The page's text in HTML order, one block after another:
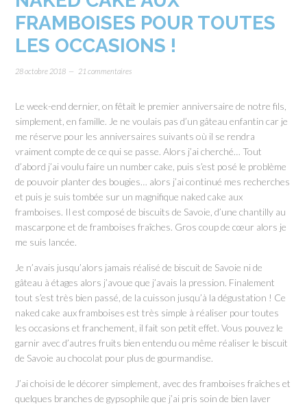
FRAMBOISES POUR TOUTES
LES OCCASIONS !
28 octobre 2018 21 commentaires
Le week-end dernier, on fêtait le premier anniversaire de notre fils,
simplement, en famille. Je ne voulais pas d’un gâteau enfantin car je
me réserve pour les anniversaires suivants où il se rendra
vraiment compte de ce qui se passe. Alors j’ai cherché… Tout
d’abord j’ai voulu faire un number cake, puis s’est posé le problème
de pouvoir planter des bougies… alors j’ai continué mes recherches
et puis je suis tombée sur un magnifique naked cake aux
framboises. Il est composé de biscuits de Savoie, d’une chantilly au
mascarpone et de framboises fraîches. Gros coup de cœur alors je
me suis lancée.
Je n’avais jusqu’alors jamais réalisé de biscuit de Savoie ni de
gâteau à étages alors j’avoue que j’avais la pression. Finalement
tout s’est très bien passé, de la cuisson jusqu’à la dégustation ! Ce
naked cake aux framboises est très simple à réaliser pour toutes
les occasions et franchement, il fait son petit effet. Vous pouvez le
garnir avec d’autres fruits bien entendu ou même réaliser le biscuit
de Savoie au chocolat pour plus de gourmandise.
J’ai choisi de le décorer simplement, avec des framboises fraîches et
quelques branches de gypsophile que j’ai pris soin de bien laver